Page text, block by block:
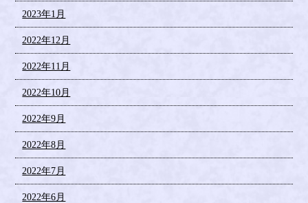
2023年1月
2022年12月
2022年11月
2022年10月
2022年9月
2022年8月
2022年7月
2022年6月